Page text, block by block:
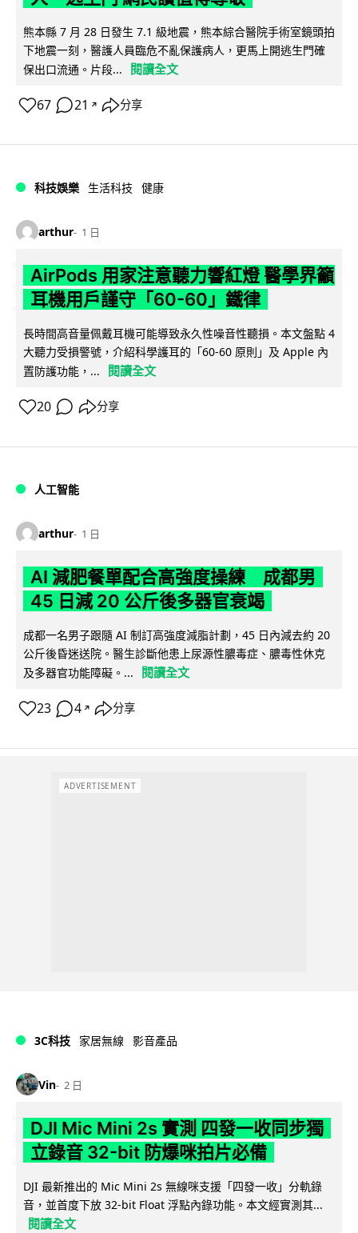
熊本縣 7 月 28 日發生 7.1 級地震，熊本綜合醫院手術室鏡頭拍
下地震一刻，醫護人員臨危不亂保護病人，更馬上開逃生門確
保出口流通。片段...
閱讀全文
67 21 ↗ 分享
科技娛樂 生活科技 健康
arthur 1 日
AirPods 用家注意聽力響紅燈 醫學界籲
耳機用戶謹守「60-60」鐵律
長時間高音量佩戴耳機可能導致永久性噪音性聽損。本文盤點 4
大聽力受損警號，介紹科學護耳的「60-60 原則」及 Apple 內
置防護功能，...
閱讀全文
20 分享
人工智能
arthur 1 日
AI 減肥餐單配合高強度操練 成都男
45 日減 20 公斤後多器官衰竭
成都一名男子跟隨 AI 制訂高強度減脂計劃，45 日內減去約 20
公斤後昏迷送院。醫生診斷他患上尿源性膿毒症、膿毒性休克
及多器官功能障礙。...
閱讀全文
23 4 ↗ 分享
ADVERTISEMENT
3C科技 家居無線 影音產品
Vin 2 日
DJI Mic Mini 2s 實測 四發一收同步獨
立錄音 32-bit 防爆咪拍片必備
DJI 最新推出的 Mic Mini 2s 無線咪支援「四發一收」分軌錄
音，並首度下放 32-bit Float 浮點內錄功能。本文經實測其...
閱讀全文